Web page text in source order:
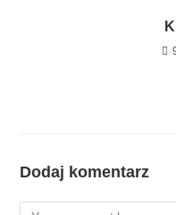
Dodaj komentarz